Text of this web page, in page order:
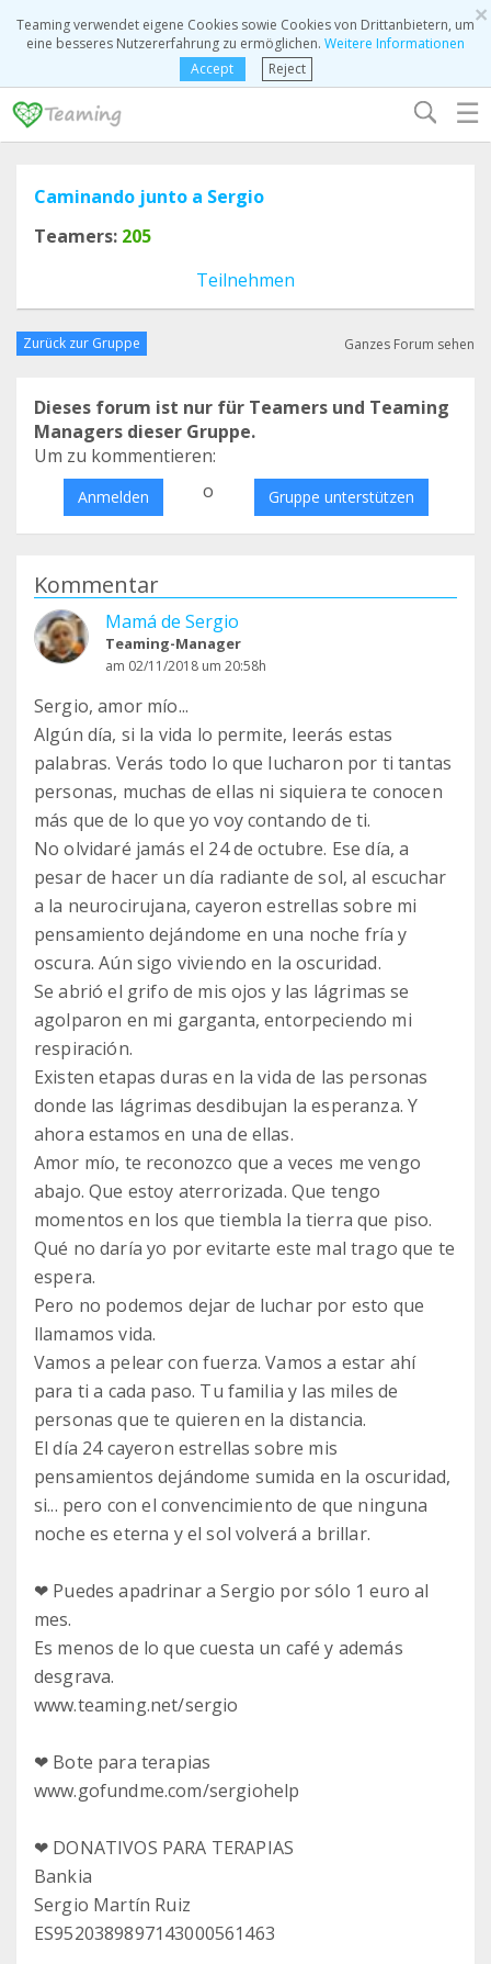
×
Teaming verwendet eigene Cookies sowie Cookies von Drittanbietern, um
eine besseres Nutzererfahrung zu ermöglichen. Weitere Informationen
Accept
Reject
☰
Caminando junto a Sergio
Teamers: 205
Teilnehmen
Zurück zur Gruppe Ganzes Forum sehen
Dieses forum ist nur für Teamers und Teaming
Managers dieser Gruppe.
Um zu kommentieren:
Anmelden o Gruppe unterstützen
Kommentar
Mamá de Sergio
Teaming-Manager
am 02/11/2018 um 20:58h
Sergio, amor mío...
Algún día, si la vida lo permite, leerás estas
palabras. Verás todo lo que lucharon por ti tantas
personas, muchas de ellas ni siquiera te conocen
más que de lo que yo voy contando de ti.
No olvidaré jamás el 24 de octubre. Ese día, a
pesar de hacer un día radiante de sol, al escuchar
a la neurocirujana, cayeron estrellas sobre mi
pensamiento dejándome en una noche fría y
oscura. Aún sigo viviendo en la oscuridad.
Se abrió el grifo de mis ojos y las lágrimas se
agolparon en mi garganta, entorpeciendo mi
respiración.
Existen etapas duras en la vida de las personas
donde las lágrimas desdibujan la esperanza. Y
ahora estamos en una de ellas.
Amor mío, te reconozco que a veces me vengo
abajo. Que estoy aterrorizada. Que tengo
momentos en los que tiembla la tierra que piso.
Qué no daría yo por evitarte este mal trago que te
espera.
Pero no podemos dejar de luchar por esto que
llamamos vida.
Vamos a pelear con fuerza. Vamos a estar ahí
para ti a cada paso. Tu familia y las miles de
personas que te quieren en la distancia.
El día 24 cayeron estrellas sobre mis
pensamientos dejándome sumida en la oscuridad,
si... pero con el convencimiento de que ninguna
noche es eterna y el sol volverá a brillar.
❤ Puedes apadrinar a Sergio por sólo 1 euro al
mes.
Es menos de lo que cuesta un café y además
desgrava.
www.teaming.net/sergio
❤ Bote para terapias
www.gofundme.com/sergiohelp
❤ DONATIVOS PARA TERAPIAS
Bankia
Sergio Martín Ruiz
ES9520389897143000561463